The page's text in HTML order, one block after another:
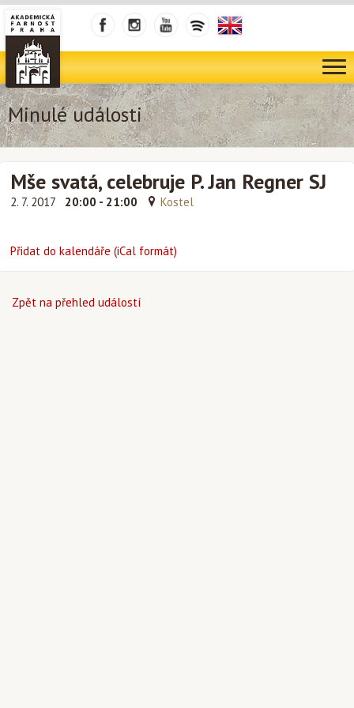
Minulé události
Mše svatá, celebruje P. Jan Regner SJ
2. 7. 2017 20:00 - 21:00 Kostel
Přidat do kalendáře (iCal formát)
Zpět na přehled událostí